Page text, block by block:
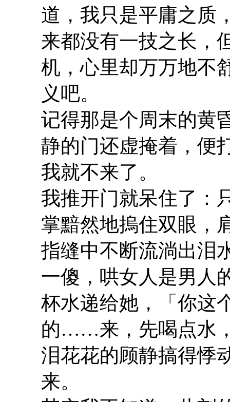
道，我只是平庸之质
来都没有一技之长，
机，心里却万万地不
义吧。
记得那是个周末的黄
静的门还虚掩着，便
我就不来了。
我推开门就呆住了：
掌黯然地摀住双眼，
指缝中不断流淌出泪
一傻，哄女人是男人
杯水递给她，「你这
的……来，先喝点水
泪花花的顾静搞得悸
来。